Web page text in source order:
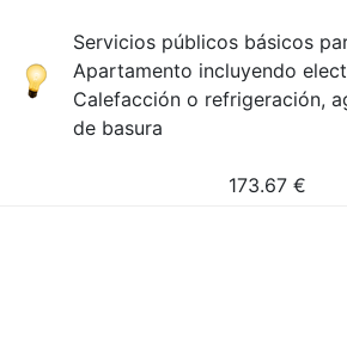
Servicios públicos básicos
Apartamento incluyendo
Calefacción o refrigeración,
de basura
173.67 €